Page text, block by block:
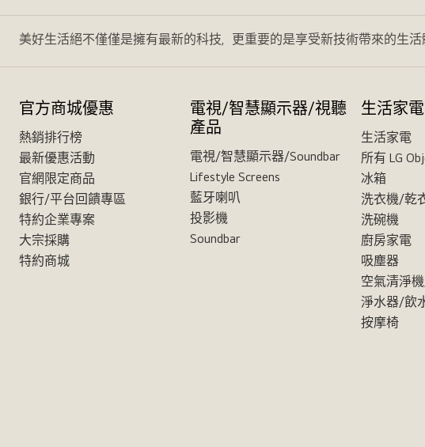
美好生活絕不僅僅是擁有最新的科技，更重要的是享受新技術帶來的生
官方商城優惠
熱銷排行榜
最新優惠活動
官網限定商品
銀行/平台回饋專區
特約企業專案
大宗採購
特約商城
電視/智慧顯示器/視聽
產品
電視/智慧顯示器/Soundbar
Lifestyle Screens
藍牙喇叭
投影機
Soundbar
生活家電
生活家電
所有 LG
冰箱
洗衣機/乾
洗碗機
廚房家電
吸塵器
空氣清淨
淨水器/飲
按摩椅